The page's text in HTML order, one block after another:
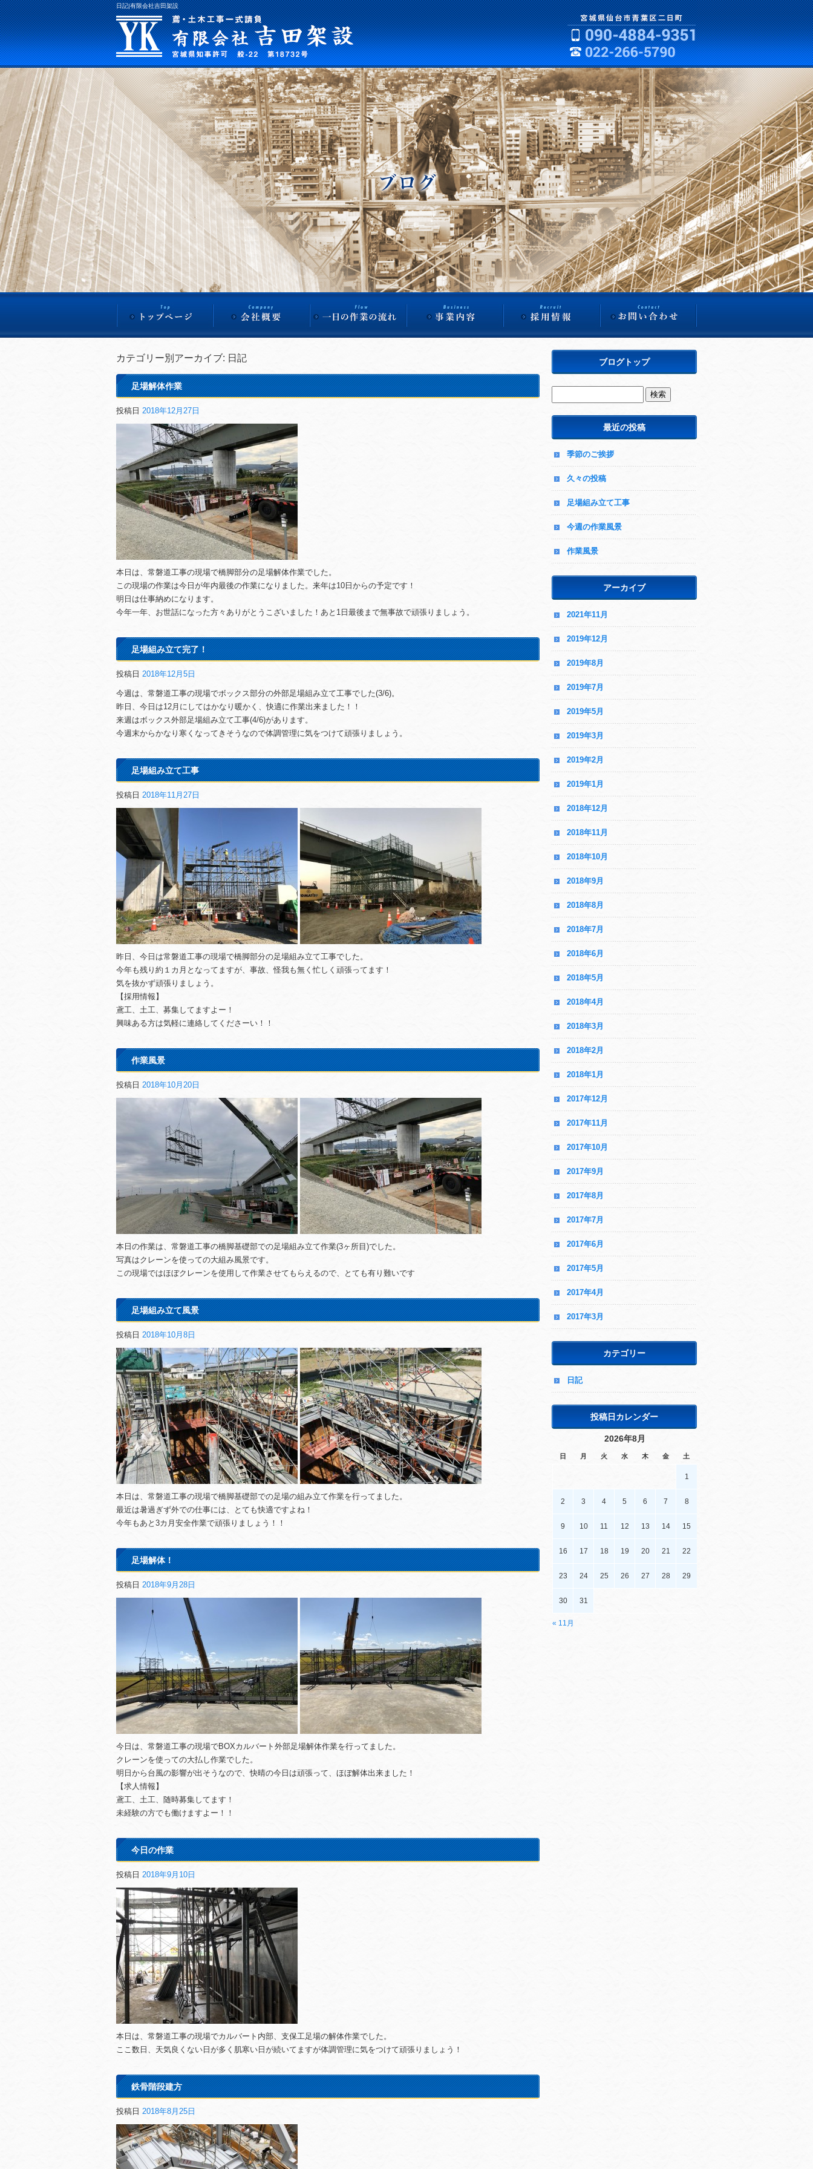
日記|有限会社吉田架設
カテゴリー別アーカイブ: 日記
足場解体作業
投稿日 2018年12月27日
本日は、常磐道工事の現場で橋脚部分の足場解体作業でした。
この現場の作業は今日が年内最後の作業になりました。来年は10日からの予定です！
明日は仕事納めになります。
今年一年、お世話になった方々ありがとうこざいました！あと1日最後まで無事故で頑張りましょう。
足場組み立て完了！
投稿日 2018年12月5日
今週は、常磐道工事の現場でボックス部分の外部足場組み立て工事でした(3/6)。
昨日、今日は12月にしてはかなり暖かく、快適に作業出来ました！！
来週はボックス外部足場組み立て工事(4/6)があります。
今週末からかなり寒くなってきそうなので体調管理に気をつけて頑張りましょう。
足場組み立て工事
投稿日 2018年11月27日
昨日、今日は常磐道工事の現場で橋脚部分の足場組み立て工事でした。
今年も残り約１カ月となってますが、事故、怪我も無く忙しく頑張ってます！
気を抜かず頑張りましょう。
【採用情報】
鳶工、土工、募集してますよー！
興味ある方は気軽に連絡してくださーい！！
作業風景
投稿日 2018年10月20日
本日の作業は、常磐道工事の橋脚基礎部での足場組み立て作業(3ヶ所目)でした。
写真はクレーンを使っての大組み風景です。
この現場ではほぼクレーンを使用して作業させてもらえるので、とても有り難いです
足場組み立て風景
投稿日 2018年10月8日
本日は、常磐道工事の現場で橋脚基礎部での足場の組み立て作業を行ってました。
最近は暑過ぎず外での仕事には、とても快適ですよね！
今年もあと3カ月安全作業で頑張りましょう！！
足場解体！
投稿日 2018年9月28日
今日は、常磐道工事の現場でBOXカルバート外部足場解体作業を行ってました。
クレーンを使っての大払し作業でした。
明日から台風の影響が出そうなので、快晴の今日は頑張って、ほぼ解体出来ました！
【求人情報】
鳶工、土工、随時募集してます！
未経験の方でも働けますよー！！
今日の作業
投稿日 2018年9月10日
本日は、常磐道工事の現場でカルバート内部、支保工足場の解体作業でした。
ここ数日、天気良くない日が多く肌寒い日が続いてますが体調管理に気をつけて頑張りましょう！
鉄骨階段建方
投稿日 2018年8月25日
ブログトップ
最近の投稿
季節のご挨拶
久々の投稿
足場組み立て工事
今週の作業風景
作業風景
アーカイブ
2021年11月
2019年12月
2019年8月
2019年7月
2019年5月
2019年3月
2019年2月
2019年1月
2018年12月
2018年11月
2018年10月
2018年9月
2018年8月
2018年7月
2018年6月
2018年5月
2018年4月
2018年3月
2018年2月
2018年1月
2017年12月
2017年11月
2017年10月
2017年9月
2017年8月
2017年7月
2017年6月
2017年5月
2017年4月
2017年3月
カテゴリー
日記
投稿日カレンダー
2026年8月
日 月 火 水 木 金 土
« 11月
1
2 3 4 5 6 7 8
9 10 11 12 13 14 15
16 17 18 19 20 21 22
23 24 25 26 27 28 29
30 31